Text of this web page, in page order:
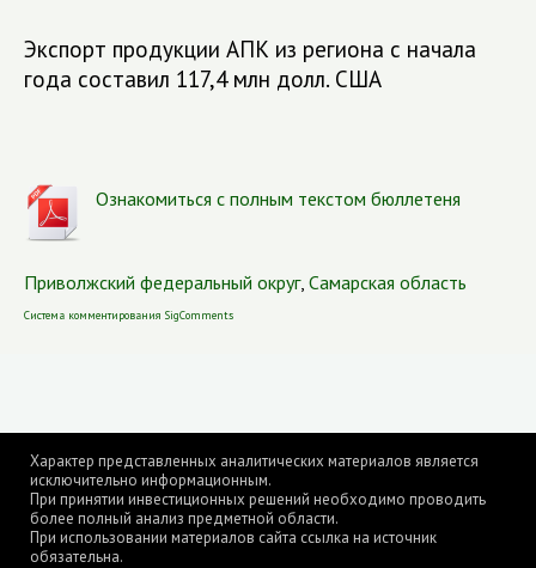
Экспорт продукции АПК из региона с начала
года составил 117,4 млн долл. США
Ознакомиться с полным текстом бюллетеня
Приволжский федеральный округ, Самарская область
Система комментирования SigComments
Характер представленных аналитических материалов является
исключительно информационным.
При принятии инвестиционных решений необходимо проводить
более полный анализ предметной области.
При использовании материалов сайта ссылка на источник
обязательна.